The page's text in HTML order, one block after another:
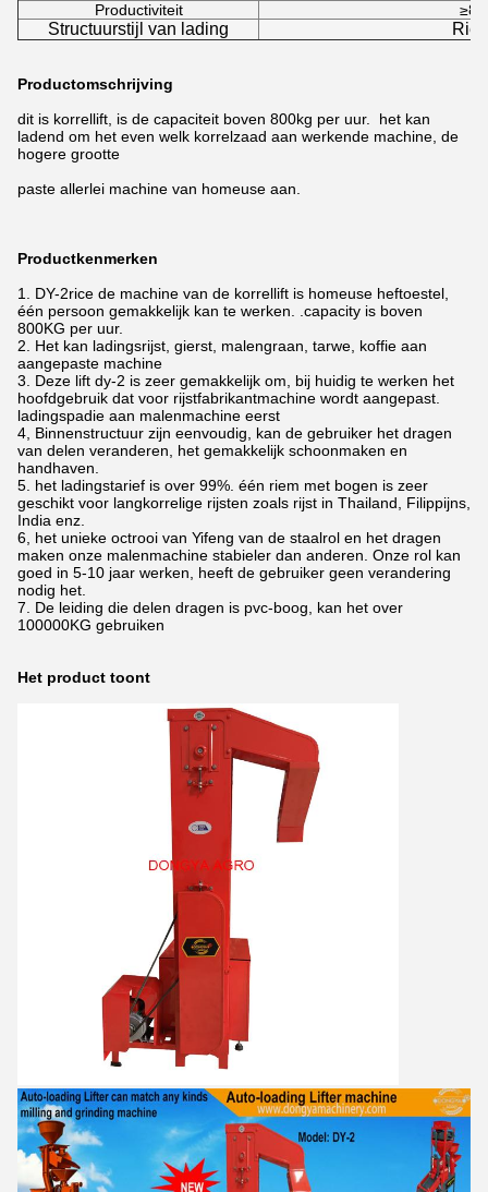
Productiviteit
Structuurstijl van lading
Productomschrijving
dit is korrellift, is de capaciteit boven 800kg per uur. het kan
ladend om het even welk korrelzaad aan werkende machine, de
hogere grootte
paste allerlei machine van homeuse aan.
Productkenmerken
1. DY-2rice de machine van de korrellift is homeuse heftoestel,
één persoon gemakkelijk kan te werken. .capacity is boven
800KG per uur.
2. Het kan ladingsrijst, gierst, malengraan, tarwe, koffie aan
aangepaste machine
3. Deze lift dy-2 is zeer gemakkelijk om, bij huidig te werken het
hoofdgebruik dat voor rijstfabrikantmachine wordt aangepast.
ladingspadie aan malenmachine eerst
4, Binnenstructuur zijn eenvoudig, kan de gebruiker het dragen
van delen veranderen, het gemakkelijk schoonmaken en
handhaven.
5. het ladingstarief is over 99%. één riem met bogen is zeer
geschikt voor langkorrelige rijsten zoals rijst in Thailand, Filippijns,
India enz.
6, het unieke octrooi van Yifeng van de staalrol en het dragen
maken onze malenmachine stabieler dan anderen. Onze rol kan
goed in 5-10 jaar werken, heeft de gebruiker geen verandering
nodig het.
7. De leiding die delen dragen is pvc-boog, kan het over
100000KG gebruiken
Het product toont